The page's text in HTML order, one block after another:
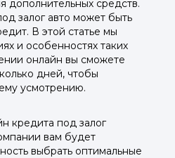
дополнительных средств.
залог авто может быть
В этой статье мы
и особенностях таких
онлайн вы сможете
дней, чтобы
усмотрению.
кредита под залог
вам будет
выбрать оптимальные